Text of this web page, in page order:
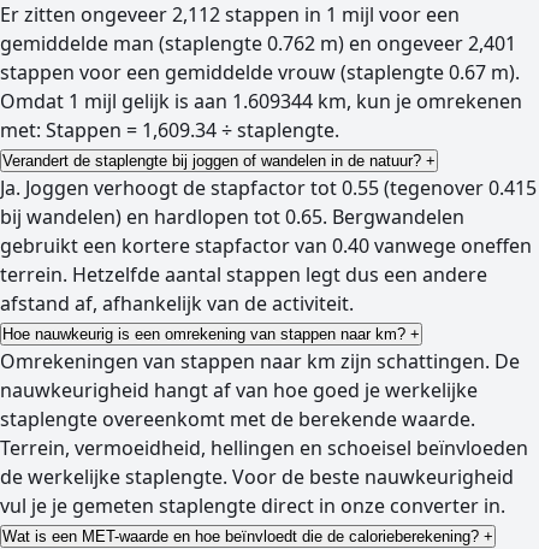
Er zitten ongeveer 2,112 stappen in 1 mijl voor een
gemiddelde man (staplengte 0.762 m) en ongeveer 2,401
stappen voor een gemiddelde vrouw (staplengte 0.67 m).
Omdat 1 mijl gelijk is aan 1.609344 km, kun je omrekenen
met: Stappen = 1,609.34 ÷ staplengte.
Verandert de staplengte bij joggen of wandelen in de natuur? +
Ja. Joggen verhoogt de stapfactor tot 0.55 (tegenover 0.415
bij wandelen) en hardlopen tot 0.65. Bergwandelen
gebruikt een kortere stapfactor van 0.40 vanwege oneffen
terrein. Hetzelfde aantal stappen legt dus een andere
afstand af, afhankelijk van de activiteit.
Hoe nauwkeurig is een omrekening van stappen naar km? +
Omrekeningen van stappen naar km zijn schattingen. De
nauwkeurigheid hangt af van hoe goed je werkelijke
staplengte overeenkomt met de berekende waarde.
Terrein, vermoeidheid, hellingen en schoeisel beïnvloeden
de werkelijke staplengte. Voor de beste nauwkeurigheid
vul je je gemeten staplengte direct in onze converter in.
Wat is een MET-waarde en hoe beïnvloedt die de calorieberekening? +